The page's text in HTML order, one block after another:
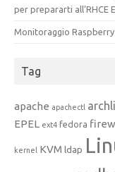
per prepararti all’RHCE
Monitoraggio
Tag
apache apachectl
EPEL ext4 fedora
kernel KVM ldap